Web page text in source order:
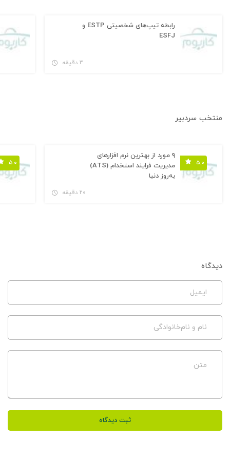
رابطه تیپ‌های شخصیتی ESTP و
ESFJ
۳ دقیقه
منتخب سردبیر
۵.۰
۹ مورد از بهترین نرم افزارهای
مدیریت فرایند استخدام (ATS)
به‌روز دنیا
۲۰ دقیقه
۵.۰
دیدگاه
ایمیل
نام و نام‌خانوادگی
متن
ثبت دیدگاه